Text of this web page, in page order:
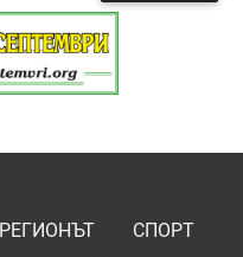
РЕГИОНЪТ
СПОРТ